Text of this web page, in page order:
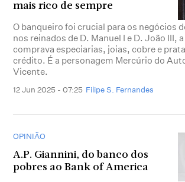
mais rico de sempre
O banqueiro foi crucial para os negócios
nos reinados de D. Manuel I e D. João III,
comprava especiarias, joias, cobre e
crédito. É a personagem Mercúrio do
Vicente.
12 Jun 2025 - 07:25 Filipe S. Fernandes
OPINIÃO
A.P. Giannini, do banco dos
pobres ao Bank of America